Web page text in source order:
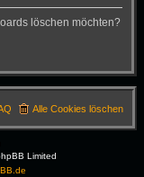
löschen möchten?
Alle Cookies löschen
Limited